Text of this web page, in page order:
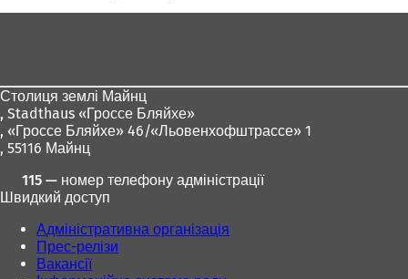
Столиця землі Майнц
, Stadthaus «Гроссе Бляйхе»
, «Гроссе Бляйхе» 46/«Льовенхофштрассе» 1
, 55116 Майнц
115 — номер телефону адміністрації
Швидкий доступ
Адміністративна організація
Прес-релізи
Вакансії